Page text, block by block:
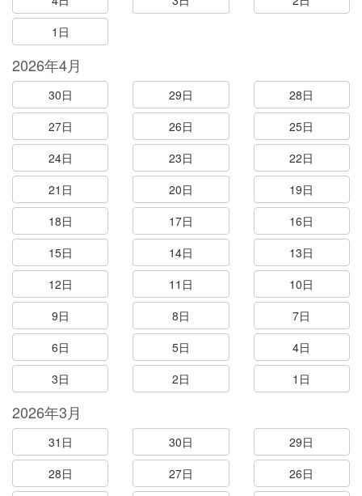
1日
2026年4月
30日 29日
28日
27日
26日
25日
24日
23日
22日
21日
20日
19日
18日
17日
16日
15日
14日
13日
12日
11日
10日
9日
8日
7日
6日
5日
4日
3日
2日 1日
2026年3月
31日 30日
29日
28日
27日
26日